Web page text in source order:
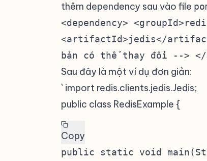
thêm dependency sau vào file
<dependency>
<artifactId>jedis</
bản có thể thay đổi --> </
Sau đây là một ví dụ đơn giản:
` import redis.clients.jedis.Jedis;
public class RedisExample {
Copy
public static void